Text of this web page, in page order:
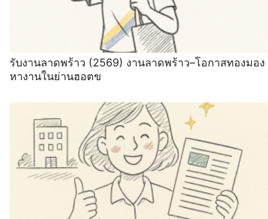
รับงานลาดพร้าว (2569) งานลาดพร้าว–โอกาสทองมอง
หางานในย่านฮอตข